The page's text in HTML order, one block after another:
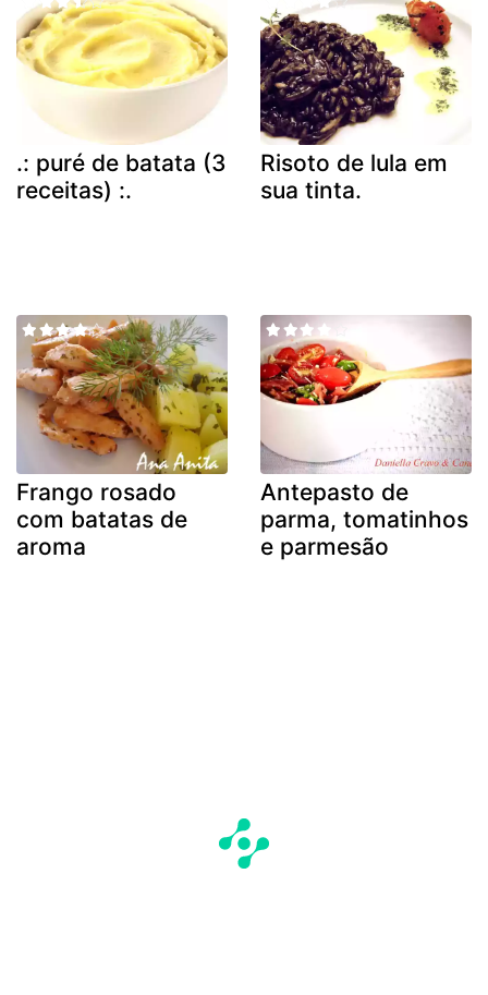
.: puré de batata (3
receitas) :.
Risoto de lula em
sua tinta.
Frango rosado
com batatas de
aroma
Antepasto de
parma, tomatinhos
e parmesão